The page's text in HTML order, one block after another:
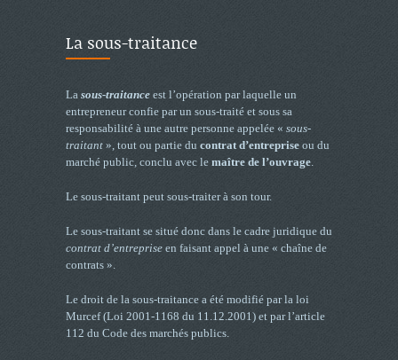
La sous-traitance
La sous-traitance est l’opération par laquelle un
entrepreneur confie par un sous-traité et sous sa
responsabilité à une autre personne appelée « sous-
traitant », tout ou partie du contrat d’entreprise ou du
marché public, conclu avec le maître de l’ouvrage.
Le sous-traitant peut sous-traiter à son tour.
Le sous-traitant se situé donc dans le cadre juridique du
contrat d’entreprise en faisant appel à une « chaîne de
contrats ».
Le droit de la sous-traitance a été modifié par la loi
Murcef (Loi 2001-1168 du 11.12.2001) et par l’article
112 du Code des marchés publics.